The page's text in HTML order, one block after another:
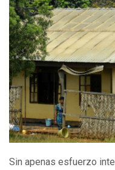
Sin apenas esfuerzo